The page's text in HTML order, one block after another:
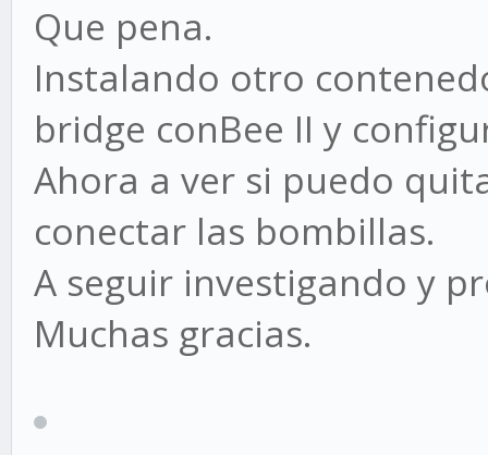
Que pena.
Instalando otro
bridge conBee II y
Ahora a ver si puedo
conectar las bombillas.
A seguir investigando y
Muchas gracias.